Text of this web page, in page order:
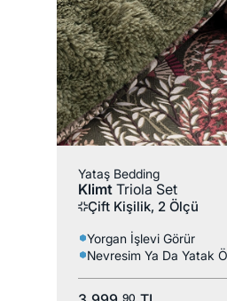
Yataş Bedding
Klimt Triola Set
Çift Kişilik, 2 Ölçü
Yorgan İşlevi Görür
90